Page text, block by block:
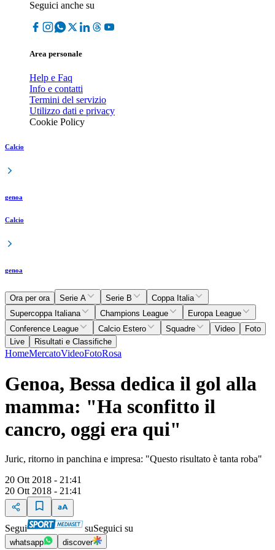
Seguici anche su
Area personale
Help e Faq
Info e contatti
Termini del servizio
Utilizzo dati e privacy
Cookie Policy
Calcio
genoa
Calcio
genoa
Ora per ora Serie A Serie B
Coppa Italia
Supercoppa Italiana
Champions League
Europa League
Conference League
Calcio Estero Squadre Video
Foto
Live
Risultati e Classifiche
HomeMercatoVideoFotoRosa
Genoa, Bessa dedica il gol alla
mamma: "Ha sconfitto il
cancro, oggi era qui"
Juric, ritorno in panchina e impresa: "Questo risultato è tanta roba"
20 Ott 2018 - 21:41
20 Ott 2018 - 21:41
Segui suSeguici su
whatsapp discover